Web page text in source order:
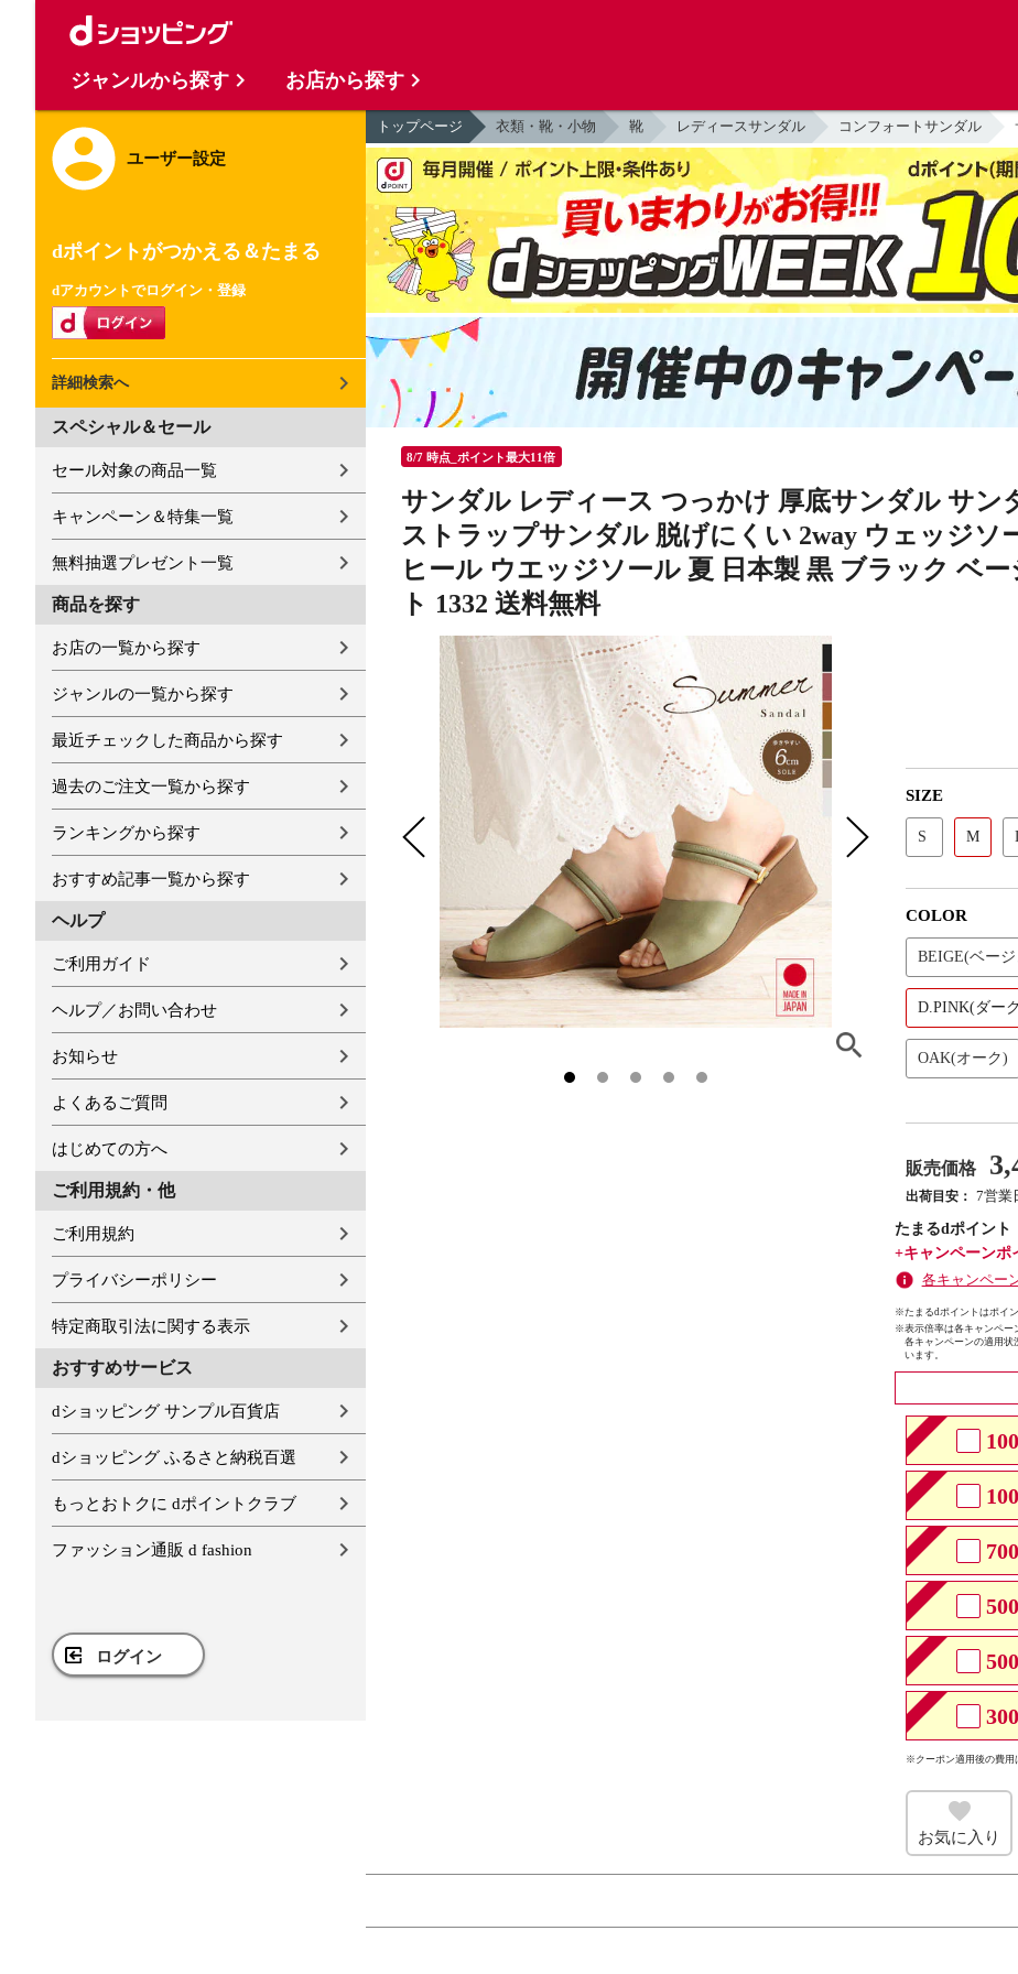
ユーザー設定
dポイントがつかえる＆たまる
dアカウントでログイン・登録
詳細検索へ
スペシャル＆セール
セール対象の商品一覧
キャンペーン＆特集一覧
無料抽選プレゼント一覧
商品を探す
お店の一覧から探す
ジャンルの一覧から探す
最近チェックした商品から探す
過去のご注文一覧から探す
ランキングから探す
おすすめ記事一覧から探す
ヘルプ
ご利用ガイド
ヘルプ／お問い合わせ
お知らせ
よくあるご質問
はじめての方へ
ご利用規約・他
ご利用規約
プライバシーポリシー
特定商取引法に関する表示
おすすめサービス
dショッピング サンプル百貨店
dショッピング ふるさと納税百選
もっとおトクに dポイントクラブ
ファッション通販 d fashion
ログイン
トップページ 衣類・靴・小物 靴 レディースサンダル コンフォートサンダル
8/7 時点_ポイント最大11倍
サンダル レディース つっかけ 厚底サンダル サン
ストラップサンダル 脱げにくい 2way ウェッジソ
ヒール ウエッジソール 夏 日本製 黒 ブラック ベ
ト 1332 送料無料
SIZE
S M
COLOR
BEIGE(ベージ
D.PINK(ダー
OAK(オーク)
販売価格
出荷目安： 7営業
たまるdポイント
+キャンペーンポ
各キャンペー
※たまるdポイントはポイ
※表示倍率は各キャンペー
各キャンペーンの適用状
います。
※クーポン適用後の費用
お気に入り
ジャンルから探す お店から探す